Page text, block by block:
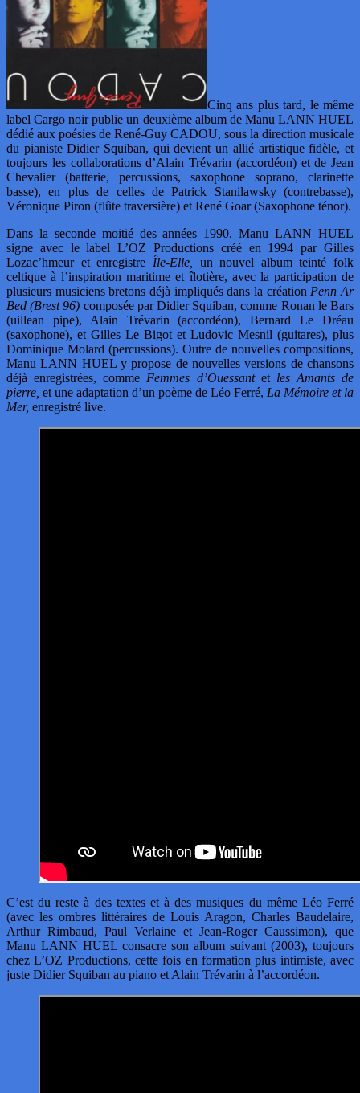
Cinq ans plus tard, le même
label Cargo noir publie un deuxième album de Manu LANN HUEL
dédié aux poésies de René-Guy CADOU, sous la direction musicale
du pianiste Didier Squiban, qui devient un allié artistique fidèle, et
toujours les collaborations d’Alain Trévarin (accordéon) et de Jean
Chevalier (batterie, percussions, saxophone soprano, clarinette
basse), en plus de celles de Patrick Stanilawsky (contrebasse),
Véronique Piron (flûte traversière) et René Goar (Saxophone ténor).
Dans la seconde moitié des années 1990, Manu LANN HUEL
signe avec le label L’OZ Productions créé en 1994 par Gilles
Lozac’hmeur et enregistre Île-Elle,
un nouvel album teinté folk
celtique à l’inspiration maritime et îlotière, avec la participation de
plusieurs musiciens bretons déjà impliqués dans la création Penn Ar
Bed (Brest 96) composée par Didier Squiban, comme Ronan le Bars
(uillean pipe), Alain Trévarin (accordéon), Bernard Le Dréau
(saxophone), et Gilles Le Bigot et Ludovic Mesnil (guitares), plus
Dominique Molard (percussions). Outre de nouvelles compositions,
Manu LANN HUEL y propose de nouvelles versions de chansons
déjà enregistrées, comme Femmes d’Ouessantet les Amants de
pierre, et une adaptation d’un poème de Léo Ferré, La Mémoire et la
Mer, enregistré live.
C’est du reste à des textes et à des musiques du même Léo Ferré
(avec les ombres littéraires de Louis Aragon, Charles Baudelaire,
Arthur Rimbaud, Paul Verlaine et Jean-Roger Caussimon), que
Manu LANN HUEL consacre son album suivant (2003), toujours
chez L’OZ Productions, cette fois en formation plus intimiste, avec
juste Didier Squiban au piano et Alain Trévarin à l’accordéon.